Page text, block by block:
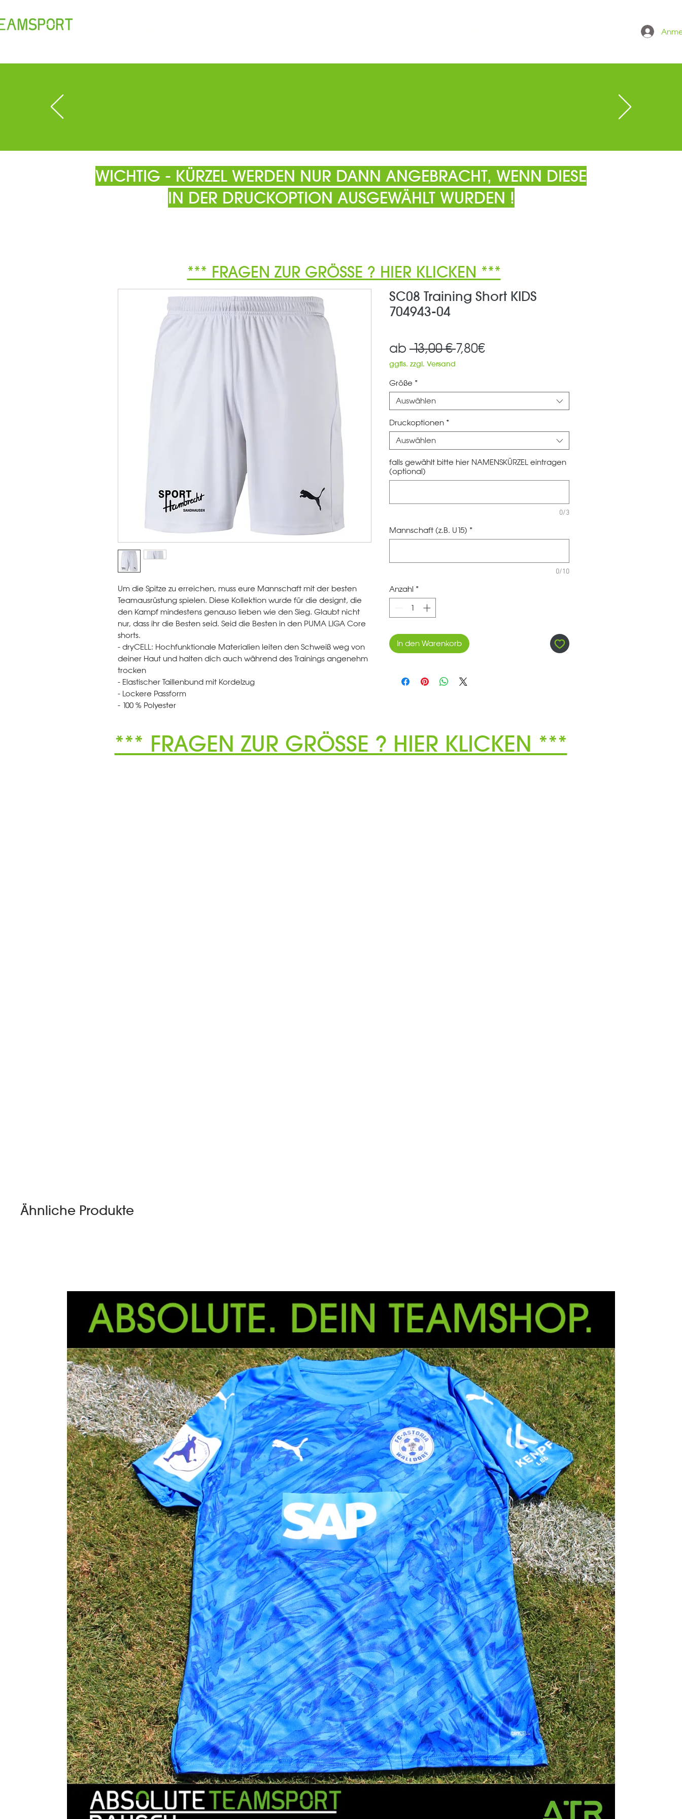
WICHTIG - KÜRZEL WERDEN NUR DANN ANGEBRACHT, WENN DIESE
IN DER DRUCKOPTION AUSGEWÄHLT WURDEN !
Um die Spitze zu erreichen, muss eure Mannschaft mit der besten
Teamausrüstung spielen. Diese Kollektion wurde für die designt, die
den Kampf mindestens genauso lieben wie den Sieg. Glaubt nicht
nur, dass ihr die Besten seid. Seid die Besten in den PUMA LIGA Core
shorts.
- dryCELL: Hochfunktionale Materialien leiten den Schweiß weg von
deiner Haut und halten dich auch während des Trainings angenehm
trocken
- Elastischer Taillenbund mit Kordelzug
- Lockere Passform
- 100 % Polyester
SC08 Training Short KIDS
704943-04
ab 13,00 € Standardpreis
7,80€Sale-
ggfls. zzgl. Versand
Größe *
Auswählen
Druckoptionen *
Auswählen
falls gewählt bitte hier NAMENSKÜRZEL eintragen
(optional)
0/3
Mannschaft (z.B. U15) *
0/10
Anzahl *
In den Warenkorb
*** FRAGEN ZUR GRÖSSE ? HIER KLICKEN ***
Ähnliche Produkte
*** FRAGEN ZUR GRÖSSE ? HIER KLICKEN ***